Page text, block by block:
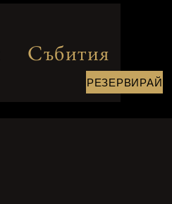
Събития
РЕЗЕРВИРАЙ